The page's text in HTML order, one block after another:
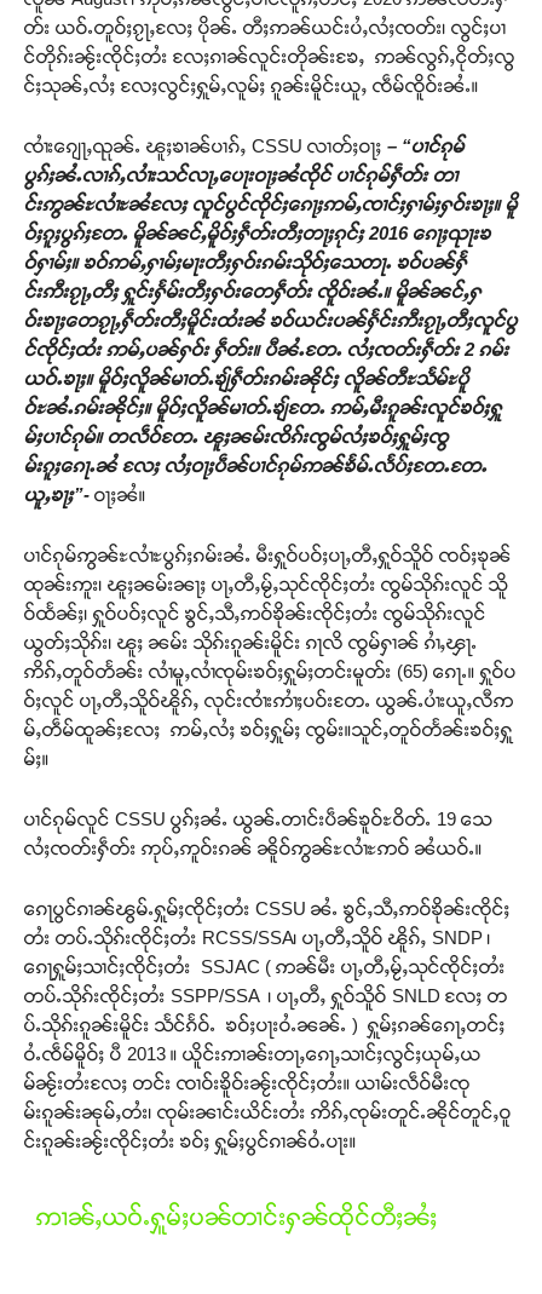
တ်း ယဝ်ႉတူဝ်ႈၵႂႃႇလႄႈ ပိုၼ်ႉ တီႈဢၼ်ယင်းပႆႇလႆႈၸတ်း၊ လွင်ႈပၢ
င်တိုၵ်းၼႂ်းၸိုင်ႈတႆး လႄႈၵၢၼ်လူင်းတိုၼ်းၶႄႇ ဢၼ်လွၵ်ႇငိုတ်ႈလွ
င်ႈသုၼ်ႇလႆႈ လႄႈလွင်ႈႁူမ်ႇလူမ်ႈ ၵူၼ်းမိူင်းယူႇ ၸဵမ်ၸိူဝ်းၼႆႉ။
ၸၢႆးၵျေႃႇၺုၼ်ႉ ၽူႈၶၢၼ်ပၢၵ်ႇ CSSU လၢတ်ႈဝႃႈ – “ပၢင်ၵုမ်
ပွၵ်ႈၼႆႉလၢၵ်ႇလၢႆးသင်လႃႇပေႃးဝႃႈၼႆၸိုင် ပၢင်ၵုမ်ႁဵတ်း တၢ
င်းဢွၼ်ႊလၢႆႊၼႆလႄႈ လူင်ပွင်ၸိုင်ႈၵေႃႈဢမ်ႇၸၢင်ႈႁၢမ်ႈႁဝ်းၶႃႈ။ မိူ
ဝ်ႈၵူႈပွၵ်ႈတႄႉ မိူၼ်ၼင်ႇမိူဝ်ႈႁဵတ်းတီႈတႃႈၵုင်ႈ2016 ၵေႃႈၺႃးၶ
ဝ်ႁၢမ်ႈ။ ၶဝ်ဢမ်ႇႁၢမ်ႈမႃးတီႈႁဝ်းၵမ်းသိုဝ်ႈသေတႃႉ ၶဝ်ပၼ်ႁႅ
င်းဢီးၵႂႃႇတီႈ ႁူင်းႁႅမ်းတီႈႁဝ်းတေႁဵတ်း ၸိူဝ်းၼႆႉ။ မိူၼ်ၼင်ႇႁ
ဝ်းၶႃႈတေၵႂႃႇႁဵတ်းတီႈမိူင်းထႆးၼႆ ၶဝ်ယင်းပၼ်ႁႅင်းဢီးၵႂႃႇတီႈလူင်ပွ
င်ၸိုင်ႈထႆး ဢမ်ႇပၼ်ႁဝ်း ႁဵတ်း။ ပီၼႆႉတႄႉ လႆႈၸတ်းႁဵတ်း2ၵမ်း
ယဝ်ႉၶႃႈ။ မိူဝ်ႈလိူၼ်မၢတ်ႉၶျ်ႁဵတ်းၵမ်းၼိုင်ႈ လိူၼ်တီႊသႅမ်ႊပိူ
ဝ်ႊၼႆႉၵမ်းၼိုင်ႈ။ မိူဝ်ႈလိူၼ်မၢတ်ႉၶျ်တႄႉ ဢမ်ႇမီးၵူၼ်းလူင်ၶဝ်ႈႁူ
မ်ႈပၢင်ၵုမ်။ တလဵဝ်တႄႉ ၽူႈၼမ်းၸိၵ်းၸွမ်လႆႈၶဝ်ႈႁူမ်ႈၸွ
မ်းၵူႈၵေႃႉၼႆ လႄႈ လႆႈဝႃႈပဵၼ်ပၢင်ၵုမ်ဢၼ်ၶႅမ်ႉလႅပ်ႈတႄႉတႄႉ
ယူႇၶႃႈ”- ဝႃႈၼႆ။
ပၢင်ၵုမ်ဢွၼ်ႊလၢႆႊပွၵ်ႈၵမ်းၼႆႉ မီးႁူဝ်ပဝ်ႈပႃႇတီႇႁူဝ်သိူဝ် ၸဝ်ႈၶုၼ်
ထုၼ်းဢူး၊ ၽူႈၼမ်းၼႃႈ ပႃႇတီႇမႂ်ႇသုင်ၸိုင်ႈတႆး ၸွမ်သိုၵ်းလူင် သိူ
ဝ်ထႅၼ်ႈ၊ ႁူဝ်ပဝ်ႈလူင် ၶွင်ႇသီႇဢဝ်ၶိုၼ်းၸိုင်ႈတႆး ၸွမ်သိုၵ်းလူင်
ယွတ်ႈသိုၵ်း၊ ၽူႈ ၼမ်း သိုၵ်းၵူၼ်းမိူင်း ၵႃလိ ၸွမ်ႁၢၼ် ၵၢႆႇၾႃႉ
ဢိၵ်ႇတူဝ်တႅၼ်း လၢႆမူႇလၢႆၸုမ်းၶဝ်ႈႁူမ်ႈတင်းမူတ်း (65) ၵေႃႉ။ ႁူဝ်ပ
ဝ်ႈလူင် ပႃႇတီႇသိူဝ်ၽိူၵ်ႇ လုင်းၸၢႆးဢၢႆႈပဝ်းတႄႉ ယွၼ်ႉပၢႆးယူႇလီဢ
မ်ႇတဵမ်ထူၼ်ႈလႄႈ ဢမ်ႇလႆႈ ၶဝ်ႈႁူမ်ႈ ၸွမ်း။သူင်ႇတူဝ်တႅၼ်းၶဝ်ႈႁူ
မ်ႈ။
ပၢင်ၵုမ်လူင် CSSU ပွၵ်ႈၼႆႉ ယွၼ်ႉတၢင်းပဵၼ်ၶူဝ်ႊဝိတ်ႉ 19 သေ
လႆႈၸတ်းႁဵတ်း ဢုပ်ႇဢူဝ်းၵၼ် ၼိူဝ်ဢွၼ်ႊလၢႆႊဢဝ် ၼႆယဝ်ႉ။
ၵေႃပွင်ၵၢၼ်ၽွမ်ႉႁူမ်ႈၸိုင်ႈတႆး CSSU ၼႆႉ ၶွင်ႇသီႇဢဝ်ၶိုၼ်းၸိုင်ႈ
တႆး တပ်ႉသိုၵ်းၸိုင်ႈတႆး RCSS/SSA၊ ပႃႇတီႇသိူဝ် ၽိူၵ်ႇ SNDP ၊
ၵေႃႁူမ်ႈသၢင်ႈၸိုင်ႈတႆး SSJAC ( ဢၼ်မီး ပႃႇတီႇမႂ်ႇသုင်ၸိုင်ႈတႆး
တပ်ႉသိုၵ်းၸိုင်ႈတႆး SSPP/SSA ၊ ပႃႇတီႇ ႁူဝ်သိူဝ် SNLD လႄႈ တ
ပ်ႉသိုၵ်းၵူၼ်းမိူင်း သႅင်ၵႅဝ်ႉ ၶဝ်ႈပႃးဝႆႉၼၼ်ႉ ) ႁူမ်ႈၵၼ်ၵေႃႇတင်ႈ
ဝႆႉၸဵမ်မိူဝ်ႈ ပီ 2013 ။ ယိူင်းဢၢၼ်းတႃႇၵေႃႇသၢင်ႈလွင်ႈယုမ်ႇယ
မ်ၼႂ်းတႆးလႄႈ တင်း ၸၢဝ်းၶိူဝ်းၼႂ်းၸိုင်ႈတႆး။ ယၢမ်းလဵဝ်မီးၸု
မ်းၵူၼ်းၼုမ်ႇတႆး၊ ၸုမ်းၼၢင်းယိင်းတႆး ဢိၵ်ႇၸုမ်းတူင်ႉၼိုင်တူင်ႇဝူ
င်းၵူၼ်းၼႂ်းၸိုင်ႈတႆး ၶဝ်ႈ ႁူမ်ႈပွင်ၵၢၼ်ဝႆႉပႃး။
ဢၢၼ်ႇယဝ်ႉႁူမ်ႈပၼ်တၢင်းႁၼ်ထိုင်တီႈၼႆႈ